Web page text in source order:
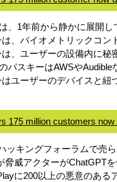
、1年前から静かに展開
、バイオメトリックコン
、ユーザーの設備内に秘
パスキーはAWSや
ユーザーのデバイスと紐
175 million customers
ッキングフォーラムで売
脅威アクターがChatGPT
に200以上の悪意のある